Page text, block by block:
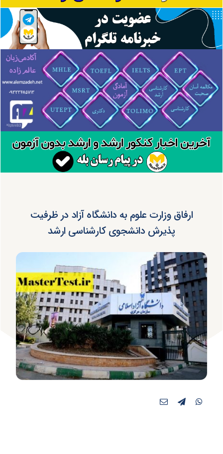
ارفاق وزارت علوم به دانشگاه آزاد در ظرفیت
پذیرش دانشجوی کارشناسی ارشد